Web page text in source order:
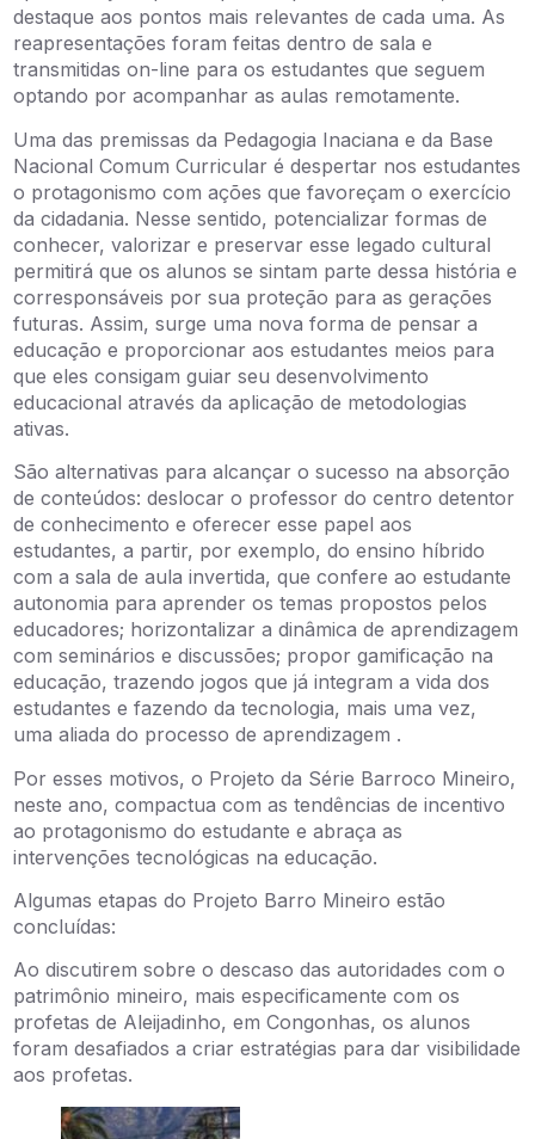
destaque aos pontos mais relevantes de cada uma. As
reapresentações foram feitasdentro de salae
transmitidas on-line para os estudantes que seguem
optando por acompanhar as aulas remotamente.
Uma das premissas da Pedagogia Inaciana e da Base
Nacional Comum Curricular é despertar nos estudantes
o protagonismo com ações que favoreçam o exercício
da cidadania. Nesse sentido, potencializar formas de
conhecer, valorizar e preservar esse legado cultural
permitirá que os alunos se sintam parte dessa história e
corresponsáveis por sua proteção para as gerações
futuras. Assim, surge uma nova forma de pensar a
educação e proporcionar aos estudantes meios para
que eles consigam guiar seu desenvolvimento
educacional através da aplicação de metodologias
ativas.
São alternativas para alcançar o sucesso na absorção
de conteúdos: deslocar o professor do centro detentor
de conhecimento e oferecer esse papel aos
estudantes, a partir, por exemplo, do ensino híbrido
com a sala de aula invertida, que confere ao estudante
autonomia para aprender os temas propostos pelos
educadores; horizontalizar a dinâmica de aprendizagem
com seminários e discussões; propor gamificação na
educação, trazendo jogos que já integram a vida dos
estudantes e fazendo da tecnologia, mais uma vez,
uma aliada do processo de aprendizagem .
Por esses motivos, o Projeto da Série Barroco Mineiro,
neste ano, compactua com as tendências de incentivo
ao protagonismo do estudante e abraça as
intervenções tecnológicas na educação.
Algumas etapas do Projeto Barro Mineiro estão
concluídas:
Ao discutirem sobre o descaso das autoridades com o
patrimônio mineiro, mais especificamente com os
profetas de Aleijadinho, em Congonhas, os alunos
foram desafiados a criar estratégias para dar visibilidade
aos profetas.